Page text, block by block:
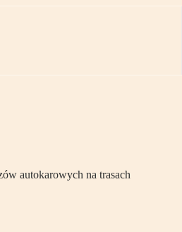
autokarowych na trasach